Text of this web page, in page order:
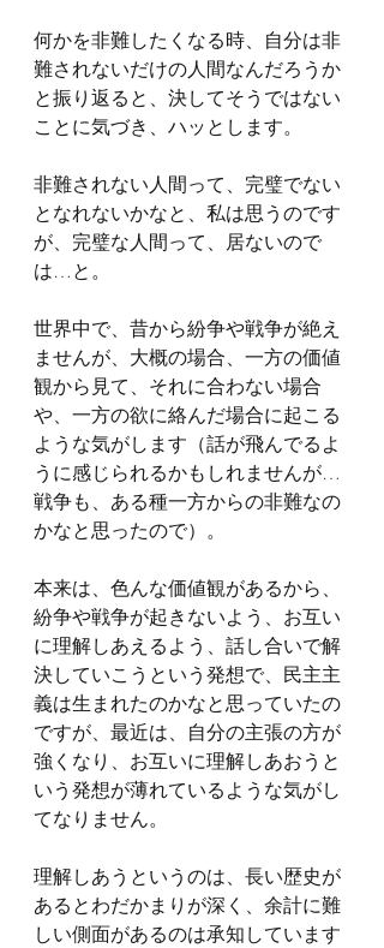
何かを非難したくなる時、自分は非
難されないだけの人間なんだろうか
と振り返ると、決してそうではない
ことに気づき、ハッとします。
非難されない人間って、完璧でない
となれないかなと、私は思うのです
が、完璧な人間って、居ないので
は…と。
世界中で、昔から紛争や戦争が絶え
ませんが、大概の場合、一方の価値
観から見て、それに合わない場合
や、一方の欲に絡んだ場合に起こる
ような気がします（話が飛んでるよ
うに感じられるかもしれませんが…
戦争も、ある種一方からの非難なの
かなと思ったので）。
本来は、色んな価値観があるから、
紛争や戦争が起きないよう、お互い
に理解しあえるよう、話し合いで解
決していこうという発想で、民主主
義は生まれたのかなと思っていたの
ですが、最近は、自分の主張の方が
強くなり、お互いに理解しあおうと
いう発想が薄れているような気がし
てなりません。
理解しあうというのは、長い歴史が
あるとわだかまりが深く、余計に難
しい側面があるのは承知しています